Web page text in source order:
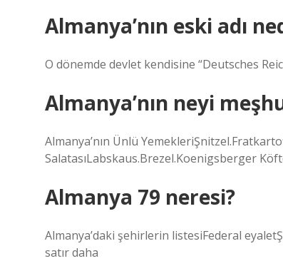
Almanya’nın eski adı
O dönemde devlet kendisine “Deutsches
Almanya’nın neyi
Almanya’nın Ünlü
SalatasıLabskaus.Brezel.Koenigsberger
Almanya 79 neresi?
Almanya’daki şehirlerin listesiFederal
satır daha